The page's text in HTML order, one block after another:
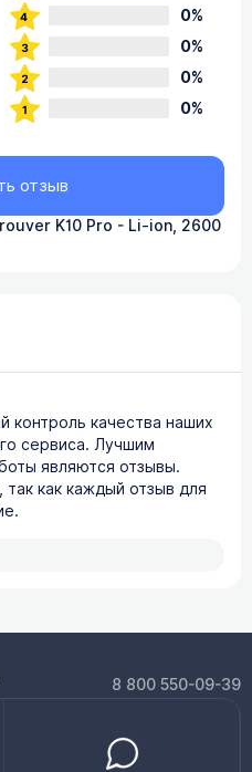
0%
0%
0%
0%
K10 Pro - Li-ion, 2600
отзыв
качества наших
сервиса. Лучшим
являются отзывы.
как каждый отзыв для
8 800 550-09-39